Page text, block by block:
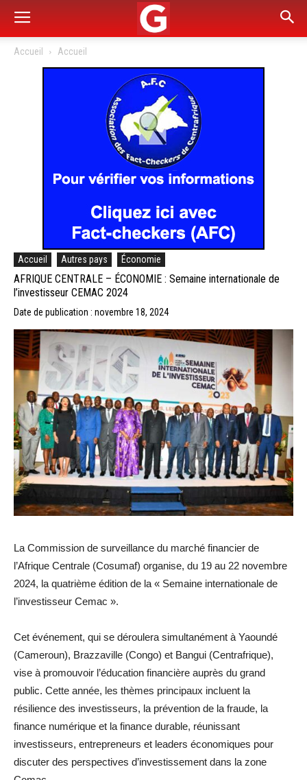
Accueil Accueil
Accueil Autres pays Économie
AFRIQUE CENTRALE – ÉCONOMIE : Semaine internationale de
l’investisseur CEMAC 2024
Date de publication : novembre 18, 2024
La Commission de surveillance du marché financier de
l’Afrique Centrale (Cosumaf) organise, du 19 au 22 novembre
2024, la quatrième édition de la « Semaine internationale de
l’investisseur Cemac ».
Cet événement, qui se déroulera simultanément à Yaoundé
(Cameroun), Brazzaville (Congo) et Bangui (Centrafrique),
vise à promouvoir l’éducation financière auprès du grand
public. Cette année, les thèmes principaux incluent la
résilience des investisseurs, la prévention de la fraude, la
finance numérique et la finance durable, réunissant
investisseurs, entrepreneurs et leaders économiques pour
discuter des perspectives d’investissement dans la zone